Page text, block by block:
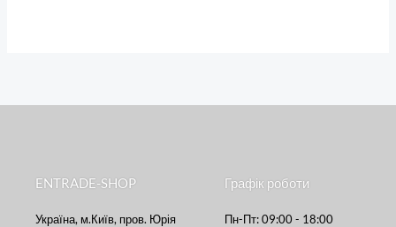
ENTRADE-SHOP
Україна, м.Київ, пров. Юрія
Графік роботи
Пн-Пт: 09:00 - 18:00